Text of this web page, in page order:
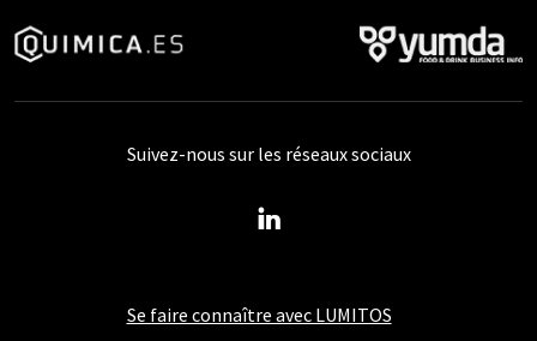
Se faire connaître avec LUMITOS
Suivez-nous sur les réseaux sociaux